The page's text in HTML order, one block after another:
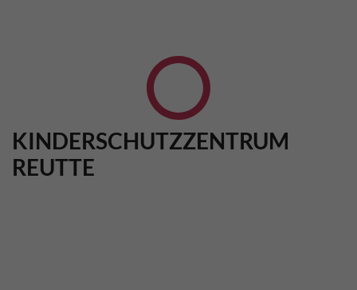
KINDERSCHUTZZENTRUM
REUTTE